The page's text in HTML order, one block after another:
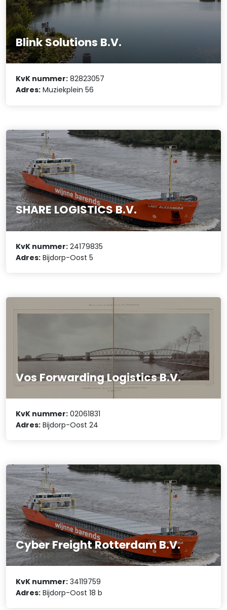
Blink Solutions B.V.
KvK nummer: 82823057
Adres: Muziekplein 56
SHARE LOGISTICS B.V.
KvK nummer: 24179835
Adres: Bijdorp-Oost 5
Vos Forwarding Logistics B.V.
KvK nummer: 02061831
Adres: Bijdorp-Oost 24
Cyber Freight Rotterdam B.V.
KvK nummer: 34119759
Adres: Bijdorp-Oost 18 b